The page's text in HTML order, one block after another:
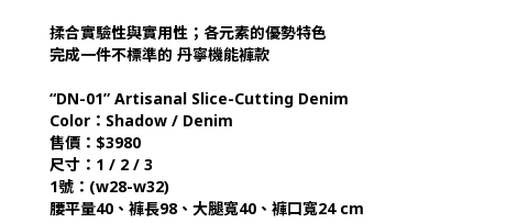
揉合實驗性與實用性；各元素的優勢特色
完成一件不標準的 丹寧機能褲款
“DN-01” Artisanal Slice-Cutting Denim
Color：Shadow / Denim
售價：$3980
尺寸：1 / 2 / 3
1號：(w28-w32)
腰平量40、褲長98、大腿寬40、褲口寬24 cm